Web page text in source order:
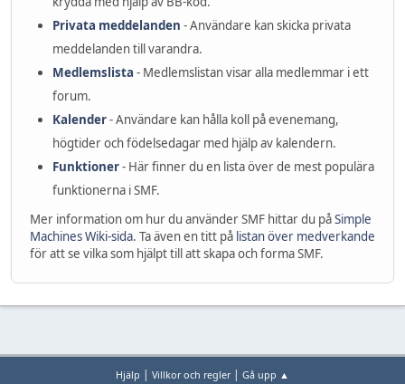
Privata meddelanden - Användare kan skicka privata
meddelanden till varandra.
Medlemslista - Medlemslistan visar alla medlemmar i ett
forum.
Kalender- Användare kan hålla koll på evenemang,
högtider och födelsedagar med hjälp av kalendern.
Funktioner- Här finner du en lista över de mest populära
funktionerna i SMF.
Mer information om hur du använder SMF hittar du påSimple
Machines Wiki-sida. Ta även en titt på listan över medverkande
för att se vilka som hjälpt till att skapa och forma SMF.
Hjälp | Villkor och regler| Gå upp ▲